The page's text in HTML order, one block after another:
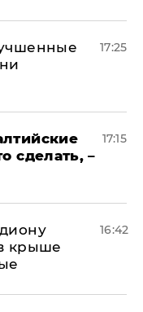
17:25
сделать, –
17:15
крыше
16:42